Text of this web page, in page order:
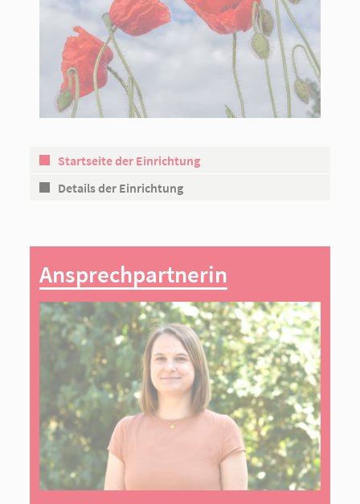
Startseite der Einrichtung
Details der Einrichtung
Ansprechpartnerin